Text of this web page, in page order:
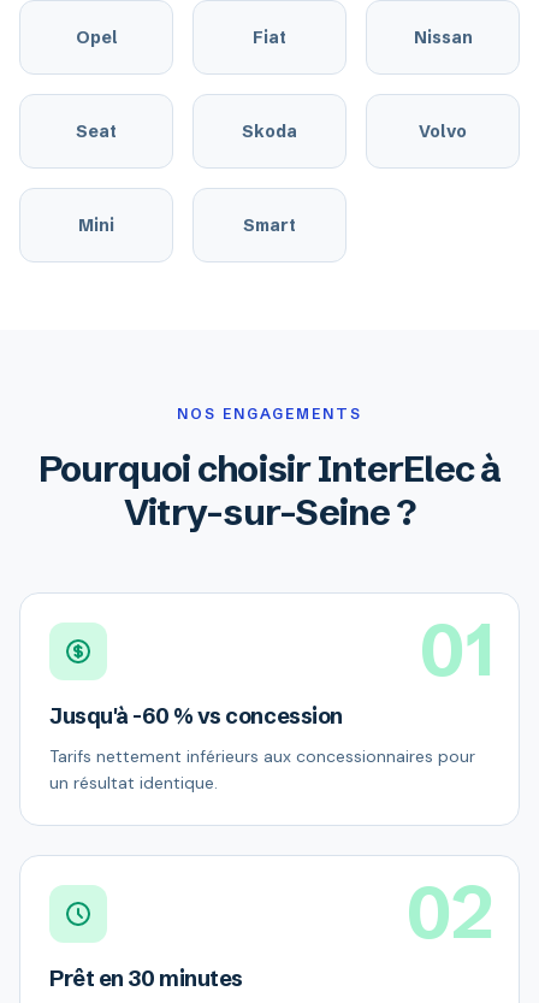
Opel Fiat Nissan
Seat Skoda Volvo
Mini Smart
NOS ENGAGEMENTS
Pourquoi choisir InterElec à
Vitry-sur-Seine ?
01
Jusqu'à -60 % vs concession
Tarifs nettement inférieurs aux concessionnaires pour
un résultat identique.
02
Prêt en 30 minutes